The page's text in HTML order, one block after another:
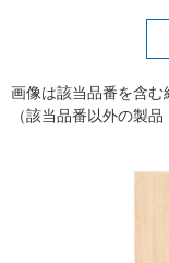
画像は該当品番を含む
（該当品番以外の製